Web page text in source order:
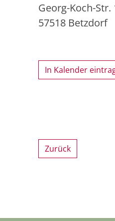
Georg-Koch-Str.
57518 Betzdorf
In Kalender
Zurück